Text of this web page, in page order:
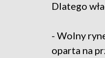
Dlatego
- Wolny
oparta na